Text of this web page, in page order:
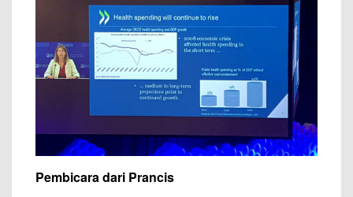
Pembicara dari Prancis